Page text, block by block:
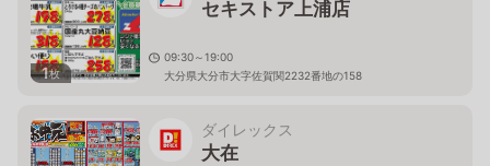
1枚
セキストア上浦店
09:30～19:00
大分県大分市大字佐賀関2232番地の158
ダイレックス
大在